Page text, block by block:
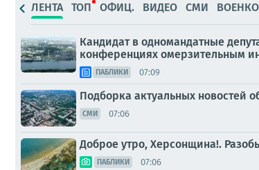
ЛЕНТА ТОП ОФИЦ. ВИДЕО СМИ
Кандидат в одномандатные
конференциях омерзительным
ПАБЛИКИ 07:09
Подборка актуальных новостей
СМИ 07:06
Доброе утро, Херсонщина!.
ПАБЛИКИ 07:06